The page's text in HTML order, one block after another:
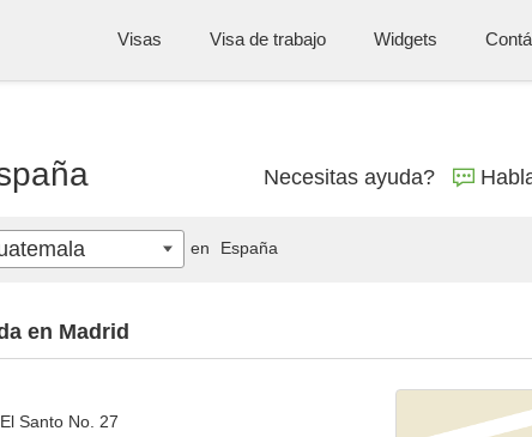
Visas Visa de trabajo Widgets
Necesitas ayuda?
en Madrid
Santo No. 27
en España